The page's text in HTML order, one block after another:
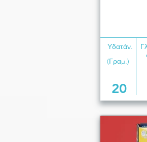
Υδατάν.
(Γραμ.)
20